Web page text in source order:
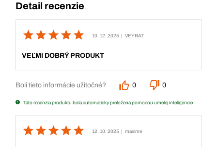
Detail recenzie
10. 12. 2025 | VEYRAT
VEĽMI DOBRÝ PRODUKT
Boli tieto informácie užitočné? 0 0
Táto recenzia produktu bola automaticky preložená pomocou umelej inteligencie
12. 10. 2025 | maxime